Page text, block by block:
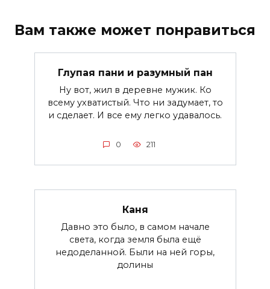
Вам также может понравиться
Глупая пани и разумный пан
Ну вот, жил в деревне мужик. Ко
всему ухватистый. Что ни задумает, то
и сделает. И все ему легко удавалось.
0 211
Каня
Давно это было, в самом начале
света, когда земля была ещё
недоделанной. Были на ней горы,
долины